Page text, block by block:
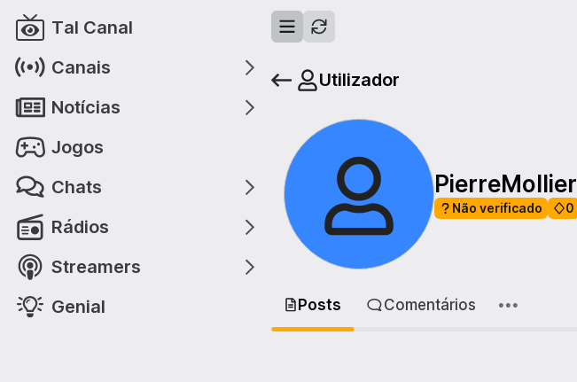
Tal Canal
Canais
Notícias
Jogos
Chats
Rádios
Streamers
Genial
Utilizador
PierreMollier
Não verificado 0
Posts Comentários